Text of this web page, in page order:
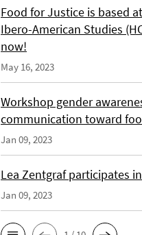
Food for Justice is based
Ibero-American Studies
now!
May 16, 2023
Workshop gender
communication toward
Jan 09, 2023
Lea Zentgraf participates
Jan 09, 2023